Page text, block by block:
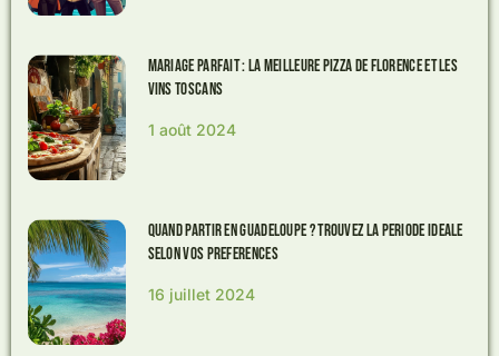
Mariage parfait : la meilleure pizza de Florence et les
vins toscans
1 août 2024
Quand partir en Guadeloupe ? Trouvez la periode ideale
selon vos preferences
16 juillet 2024